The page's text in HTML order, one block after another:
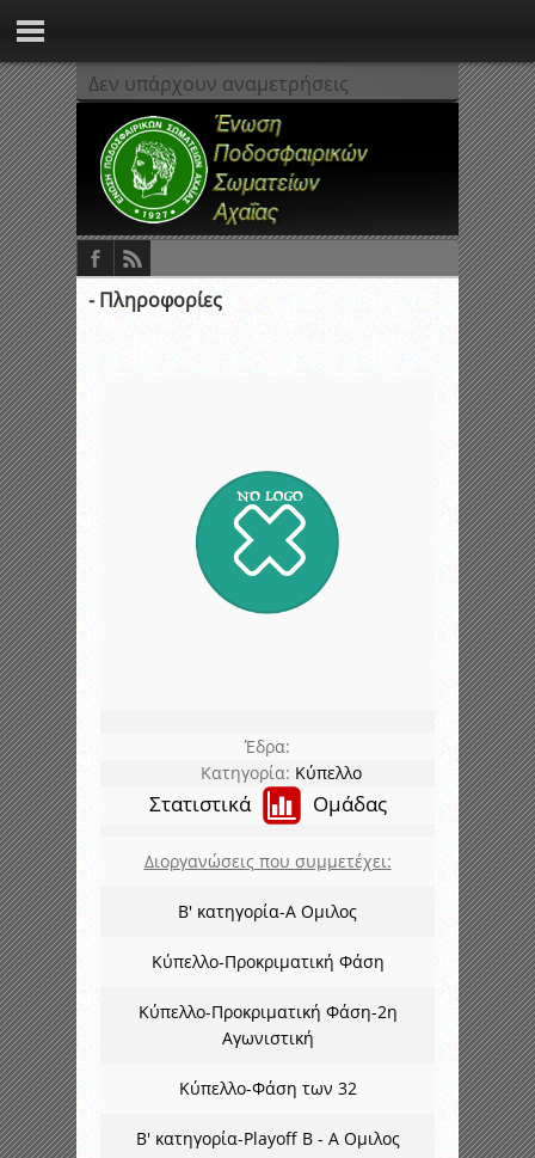
Δεν υπάρχουν αναμετρήσεις
- Πληροφορίες
Έδρα:
Κατηγορία: Κύπελλο
Στατιστικά Ομάδας
Διοργανώσεις που συμμετέχει:
Β' κατηγορία-Α Ομιλος
Κύπελλο-Προκριματική Φάση
Κύπελλο-Προκριματική Φάση-2η
Αγωνιστική
Κύπελλο-Φάση των 32
Β' κατηγορία-Playoff B - Α Ομιλος